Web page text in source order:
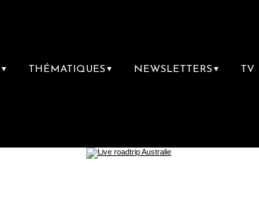
▼ THÉMATIQUES ▼ NEWSLETTERS ▼ TV